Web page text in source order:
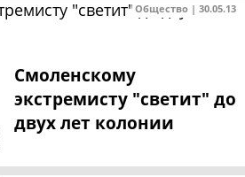
Общество | 30.05.13
Смоленскому
экстремисту "светит" до
двух лет колонии